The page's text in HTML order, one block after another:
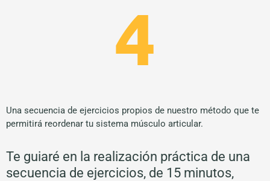
4
Una secuencia de ejercicios propios de nuestro método que te
permitirá reordenar tu sistema músculo articular.
Te guiaré en la realización práctica de una
secuencia de ejercicios, de 15 minutos,